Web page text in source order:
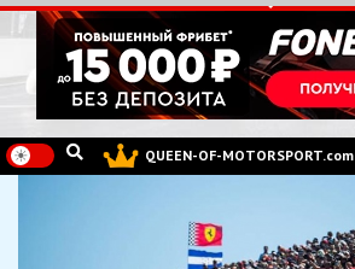
Перейти
к
содержимому
QUEEN-OF-MOTORSPORT.com